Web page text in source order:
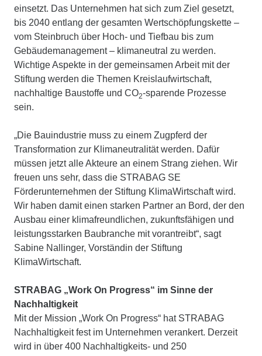
einsetzt. Das Unternehmen hat sich zum Ziel gesetzt,
bis 2040 entlang der gesamten Wertschöpfungskette –
vom Steinbruch über Hoch- und Tiefbau bis zum
Gebäudemanagement – klimaneutral zu werden.
Wichtige Aspekte in der gemeinsamen Arbeit mit der
Stiftung werden die Themen Kreislaufwirtschaft,
nachhaltige Baustoffe und CO2-sparende Prozesse
sein.
„Die Bauindustrie muss zu einem Zugpferd der
Transformation zur Klimaneutralität werden. Dafür
müssen jetzt alle Akteure an einem Strang ziehen. Wir
freuen uns sehr, dass die STRABAG SE
Förderunternehmen der Stiftung KlimaWirtschaft wird.
Wir haben damit einen starken Partner an Bord, der den
Ausbau einer klimafreundlichen, zukunftsfähigen und
leistungsstarken Baubranche mit vorantreibt“, sagt
Sabine Nallinger, Vorständin der Stiftung
KlimaWirtschaft.
STRABAG „Work On Progress“ im Sinne der
Nachhaltigkeit
Mit der Mission „Work On Progress“ hat STRABAG
Nachhaltigkeit fest im Unternehmen verankert. Derzeit
wird in über 400 Nachhaltigkeits- und 250